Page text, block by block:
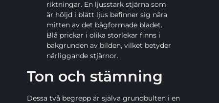
riktningar. En ljusstark stjärna som
är höljd i blått ljus befinner sig nära
mitten av det bågformade bladet.
Blå prickar i olika storlekar finns i
bakgrunden av bilden, vilket betyder
närliggande stjärnor.
Ton och stämning
Dessa två begrepp är själva grundbulten i en